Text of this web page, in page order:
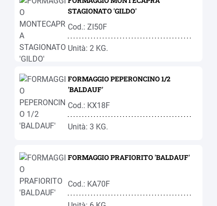
STAGIONATO 'GILDO'
Cod.: ZI50F
Unità: 2 KG.
FORMAGGIO PEPERONCINO 1/2
'BALDAUF'
Cod.: KX18F
Unità: 3 KG.
FORMAGGIO PRAFIORITO 'BALDAUF'
Cod.: KA70F